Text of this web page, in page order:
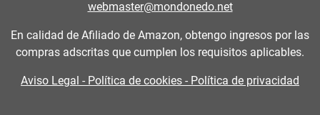
webmaster@mondonedo.net
En calidad de Afiliado de Amazon, obtengo ingresos por las
compras adscritas que cumplen los requisitos aplicables.
Aviso Legal - Política de cookies - Política de privacidad